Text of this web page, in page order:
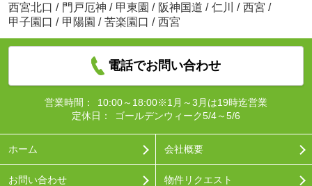
西宮北口 / 門戸厄神 / 甲東園 / 阪神国道 / 仁川 / 西宮 /
甲子園口 / 甲陽園 / 苦楽園口 / 西宮
電話でお問い合わせ
営業時間：
10:00～18:00※1月～3月は19時迄営業
定休日：
ゴールデンウィーク5/4～5/6
ホーム 会社概要
お問い合わせ 物件リクエスト